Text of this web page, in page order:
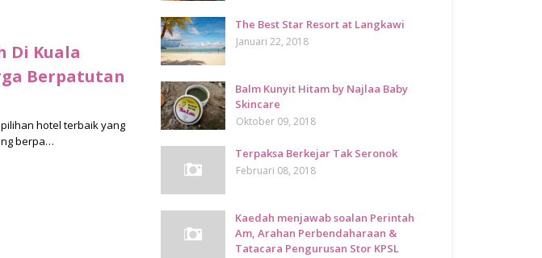
Di Kuala
Berpatutan
hotel terbaik yang
berpa…
The Best Star Resort at Langkawi
Januari 22, 2018
Balm Kunyit Hitam by Najlaa Baby
Skincare
Oktober 09, 2018
Terpaksa Berkejar Tak Seronok
Februari 08, 2018
Kaedah menjawab soalan Perintah
Am, Arahan Perbendaharaan &
Tatacara Pengurusan Stor KPSL